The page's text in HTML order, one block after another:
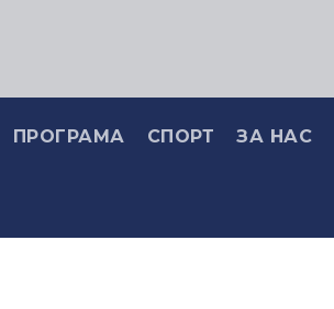
ПРОГРАМА СПОРТ ЗА НАС